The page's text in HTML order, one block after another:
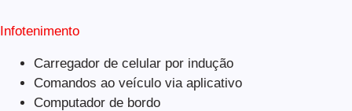
Infotenimento
Carregador de celular por indução
Comandos ao veículo via aplicativo
Computador de bordo